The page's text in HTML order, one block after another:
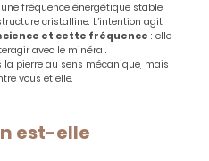
fréquence énergétique stable,
cristalline. L’intention agit
et cette fréquence : elle
avec le minéral.
la pierre au sens mécanique, mais
vous et elle.
est-elle